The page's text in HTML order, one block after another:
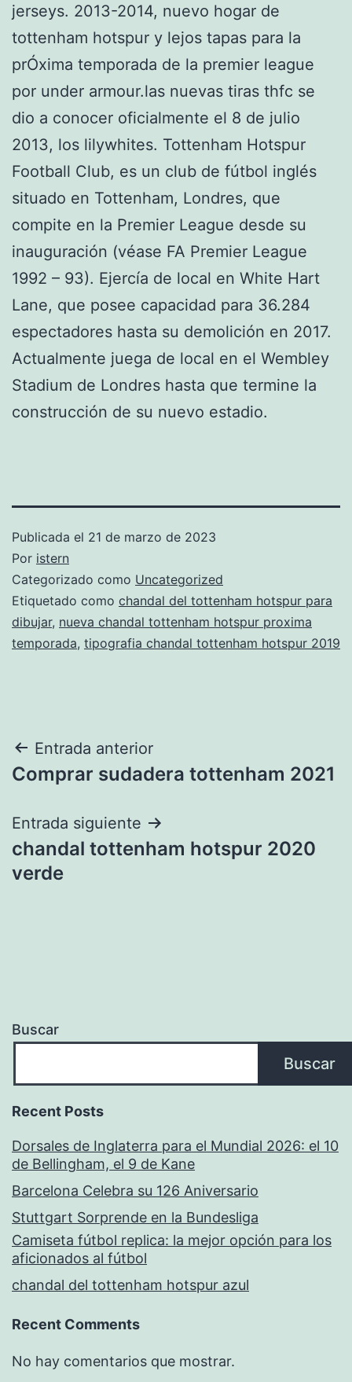
jerseys. 2013-2014, nuevo hogar de
tottenham hotspur y lejos tapas para la
prÓxima temporada de la premier league
por under armour.las nuevas tiras thfc se
dio a conocer oficialmente el 8 de julio
2013, los lilywhites. Tottenham Hotspur
Football Club, es un club de fútbol inglés
situado en Tottenham, Londres, que
compite en la Premier League desde su
inauguración (véase FA Premier League
1992 – 93). Ejercía de local en White Hart
Lane, que posee capacidad para 36.284
espectadores hasta su demolición en 2017.
Actualmente juega de local en el Wembley
Stadium de Londres hasta que termine la
construcción de su nuevo estadio.
Publicada el 21 de marzo de 2023
Por istern
Categorizado como Uncategorized
Etiquetado como chandal del tottenham hotspur para
dibujar, nueva chandal tottenham hotspur proxima
temporada, tipografia chandal tottenham hotspur 2019
Navegación
de
entradas
Entrada anterior
Comprar sudadera tottenham 2021
Entrada siguiente
chandal tottenham hotspur 2020
verde
Buscar
Buscar
Recent Posts
Dorsales de Inglaterra para el Mundial 2026: el 10
de Bellingham, el 9 de Kane
Barcelona Celebra su 126 Aniversario
Stuttgart Sorprende en la Bundesliga
Camiseta fútbol replica: la mejor opción para los
aficionados al fútbol
chandal del tottenham hotspur azul
Recent Comments
No hay comentarios que mostrar.